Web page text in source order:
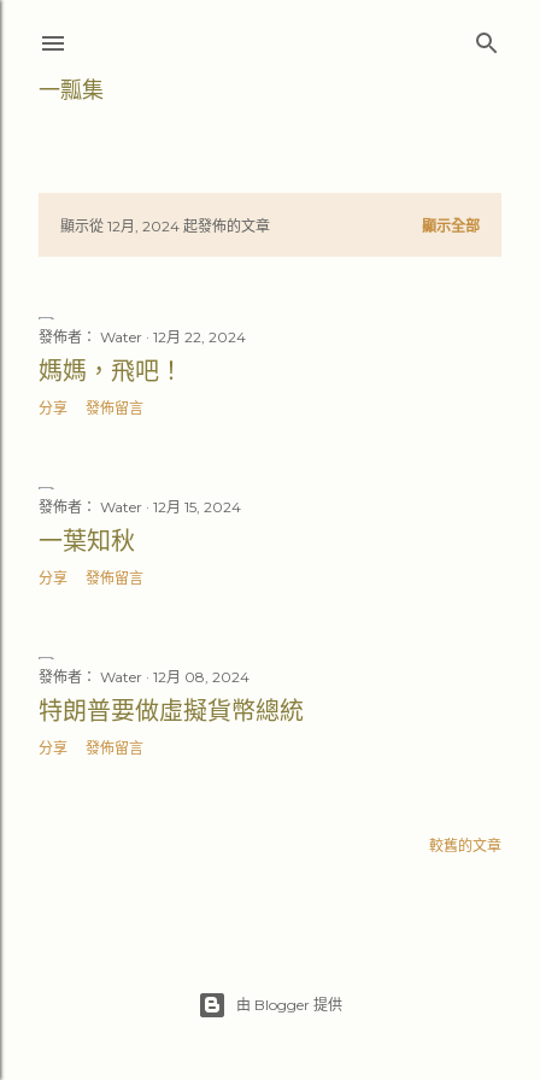
一瓢集
文
章
顯示從 12月, 2024 起發佈的文章 顯示全部
發佈者： Water 12月 22, 2024
媽媽，飛吧！
分享 發佈留言
發佈者： Water 12月 15, 2024
一葉知秋
分享 發佈留言
發佈者： Water 12月 08, 2024
特朗普要做虛擬貨幣總統
分享 發佈留言
較舊的文章
由 Blogger 提供